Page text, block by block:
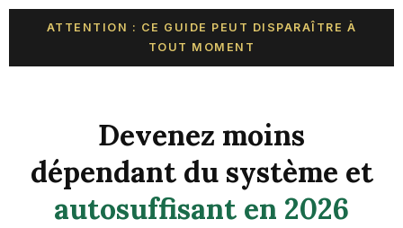
ATTENTION : CE GUIDE PEUT DISPARAÎTRE À
TOUT MOMENT
Devenez moins
dépendant du système et
autosuffisant en 2026